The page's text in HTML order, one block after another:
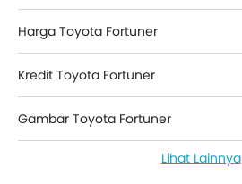
Harga Toyota Fortuner
Kredit Toyota Fortuner
Gambar Toyota Fortuner
Lihat Lainnya